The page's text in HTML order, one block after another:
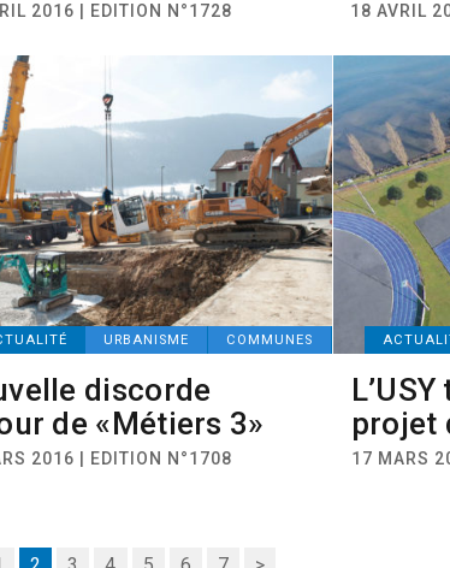
2016 | EDITION N°1728 18 AVRIL
URBANISME COMMUNES
discorde
de «Métiers 3»
2016 | EDITION N°1708
projet
17 MARS